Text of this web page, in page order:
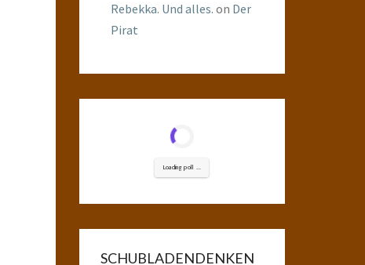
Rebekka. Und alles. on Der
Pirat
Loading poll ...
SCHUBLADENDENKEN